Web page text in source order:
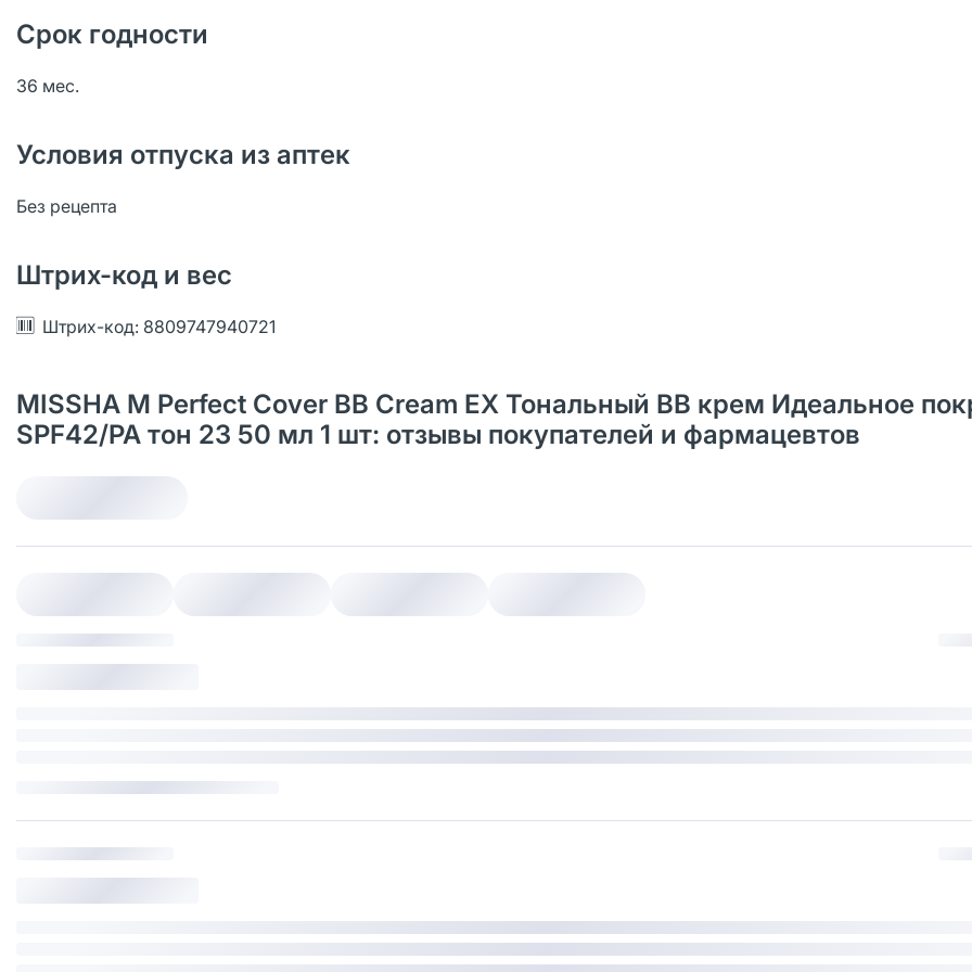
Срок годности
36 мес.
Условия отпуска из аптек
Без рецепта
Штрих-код и вес
Штрих-код: 8809747940721
MISSHA М Perfect Cover BB Cream EX Тональный BB крем Идеальное
SPF42/PA тон 23 50 мл 1 шт: отзывы покупателей и фармацевтов